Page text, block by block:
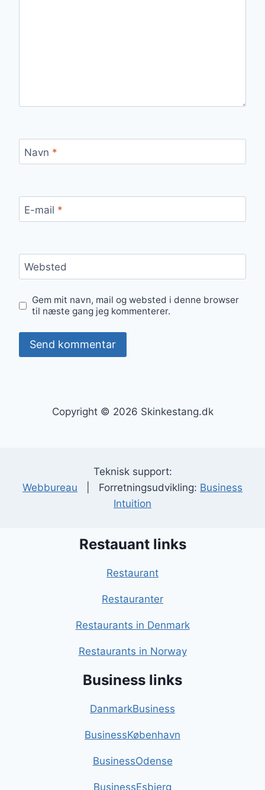
Navn *
E-mail *
Websted
Gem mit navn, mail og websted i denne browser
til næste gang jeg kommenterer.
Copyright © 2026 Skinkestang.dk
Teknisk support:
Webbureau | Forretningsudvikling: Business
Intuition
Restauant links
Restaurant
Restauranter
Restaurants in Denmark
Restaurants in Norway
Business links
DanmarkBusiness
BusinessKøbenhavn
BusinessOdense
BusinessEsbjerg